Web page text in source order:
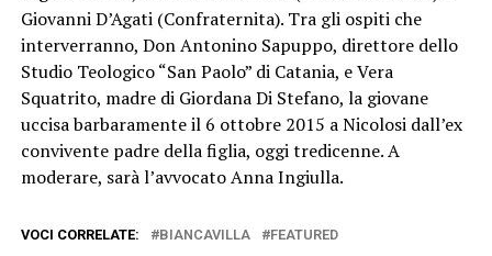
Giovanni D’Agati (Confraternita). Tra gli ospiti che
interverranno, Don Antonino Sapuppo, direttore dello
Studio Teologico “San Paolo” di Catania, e Vera
Squatrito, madre di Giordana Di Stefano, la giovane
uccisa barbaramente il 6 ottobre 2015 a Nicolosi dall’ex
convivente padre della figlia, oggi tredicenne. A
moderare, sarà l’avvocato Anna Ingiulla.
VOCI CORRELATE: BIANCAVILLA FEATURED